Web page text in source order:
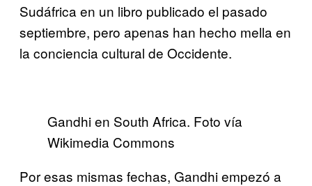
Sudáfrica en un libro publicado el pasado
septiembre, pero apenas han hecho mella en
la conciencia cultural de Occidente.
Gandhi en South Africa. Foto vía
Wikimedia Commons
Por esas mismas fechas, Gandhi empezó a